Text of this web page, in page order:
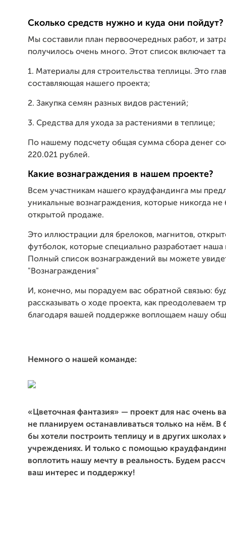
Сколько средств нужно и куда они пойдут?
Мы составили план первоочередных работ, и
получилось очень много. Этот список включает
1. Материалы для строительства теплицы. Это
составляющая нашего проекта;
2. Закупка семян разных видов растений;
3. Средства для ухода за растениями в теплице;
По нашему подсчету общая сумма сбора денег
220.021 рублей.
Какие вознаграждения в нашем проекте?
Всем участникам нашего краудфандинга мы
уникальные вознаграждения, которые никогда не
открытой продаже.
Это иллюстрации для брелоков, магнитов,
футболок, которые специально разработает наша
Полный список вознаграждений вы можете
"Вознаграждения"
И, конечно, мы порадуем вас обратной связью:
рассказывать о ходе проекта, как преодолеваем
благодаря вашей поддержке воплощаем нашу
Немного о нашей команде:
«Цветочная фантазия» — проект для нас очень
не планируем останавливаться только на нём.
бы хотели построить теплицу и в других школах
учреждениях. И только с помощью
воплотить нашу мечту в реальность. Будем
ваш интерес и поддержку!